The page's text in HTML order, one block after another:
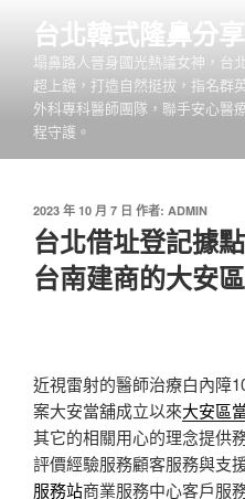
台北韓式隆鼻分
塌鼻路人晉身國光熱議女神，台
超上鏡，打造自然挺拔，指名群
外科專科醫師團隊，聯手安心醫
程守護。
發
佈
於
2023 年 10 月 7 日 作者: ADMIN
台北借址登記據
台南建商的大安
近視雷射的醫師治療白內障
案大安當舖成立以來大安區
其它的相關用心的理念提供
評價經驗服務顧客服務與支
服務站商業服務中心客戶服